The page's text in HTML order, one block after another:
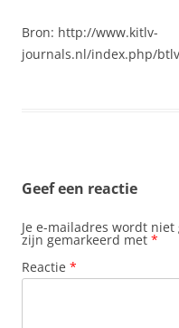
Bron: http://www.kitlv-
journals.nl/index.php/
Geef een reactie
Je e-mailadres wordt
zijn gemarkeerd met *
Reactie *